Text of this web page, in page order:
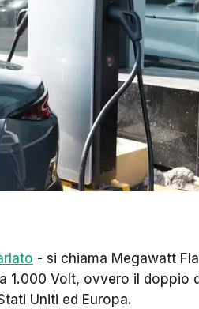
- si chiama Megawatt
1.000 Volt, ovvero il doppio
Uniti ed Europa.